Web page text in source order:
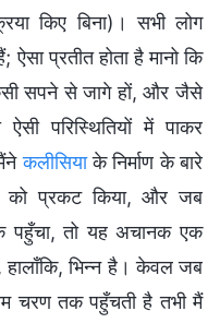
किए बिना)। सभी लोग
प्रतीत होता है मानो कि
सपने से जागे हों, और जैसे
परिस्थितियों में पाकर
कलीसियाके निर्माण के बारे
को प्रकट किया, और जब
पहुँचा, तो यह अचानक एक
हालाँकि, भिन्न है। केवल जब
चरण तक पहुँचती है तभी मैं